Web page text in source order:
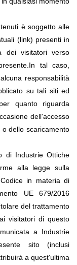
è soggetto alle
(link) presenti in
dei visitatori verso
tal caso,
responsabilità
su tali siti ed
quanto riguarda
dell'accesso
dello scaricamento
di Industrie Ottiche
alla legge sulla
in materia di
UE 679/2016
del trattamento
visitatori di questo
a Industrie
sito (inclusi
a quest'ultima